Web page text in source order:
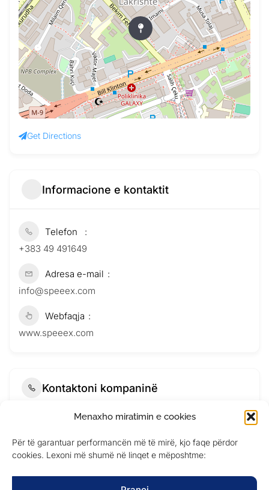
Menaxho miratimin e cookies
Për të garantuar performancën më të mirë, kjo faqe përdor
cookies. Lexoni më shumë në linqet e mëposhtme:
Get Directions
Informacione e kontaktit
Telefon
+383 49 491649
Adresa e-mail
info@speeex.com
Webfaqja
www.speeex.com
Kontaktoni kompaninë